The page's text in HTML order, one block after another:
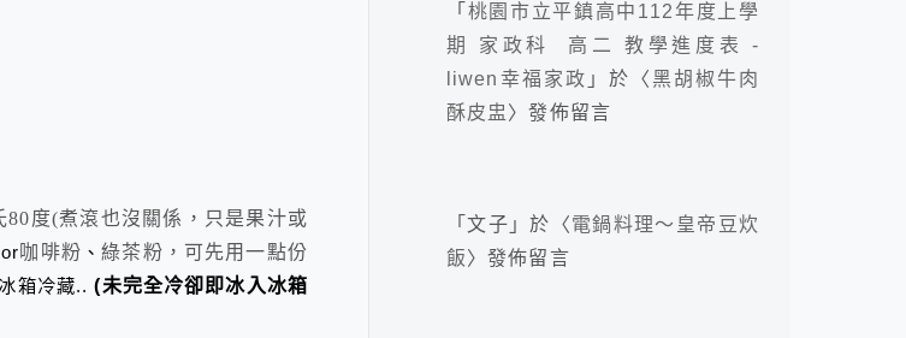
80度(煮滾也沒關係，只是果汁或
咖啡粉 、綠茶粉，可先用一點份
箱冷藏.. (未完全冷卻即冰入冰箱
「 桃園市立平鎮高中112年度上學
期 家政科 高二 教學進度表 -
liwen幸福家政 」於〈 黑胡椒牛肉
酥皮盅 〉發佈留言
「文子 」於〈電鍋料理～皇帝豆炊
飯〉發佈留言